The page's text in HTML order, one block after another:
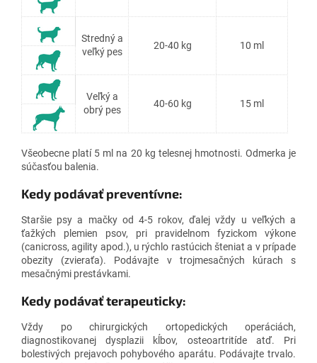
Stredný a
veľký pes
20-40 kg 10 ml
Veľký a
obrý pes
40-60 kg 15 ml
Všeobecne platí 5 ml na 20 kg telesnej hmotnosti. Odmerka je
súčasťou balenia.
Kedy podávať preventívne:
Staršie psy a mačky od 4-5 rokov, ďalej vždy u veľkých a
ťažkých plemien psov, pri pravidelnom fyzickom výkone
(canicross, agility apod.), u rýchlo rastúcich šteniat a v prípade
obezity (zvieraťa). Podávajte v trojmesačných kúrach s
mesačnými prestávkami.
Kedy podávať terapeuticky:
Vždy po chirurgických ortopedických operáciách,
diagnostikovanej dysplazii kĺbov, osteoartritíde atď. Pri
bolestivých prejavoch pohybového aparátu. Podávajte trvalo.